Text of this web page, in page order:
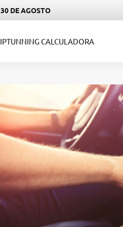
DE AGOSTO
CALCULADORA